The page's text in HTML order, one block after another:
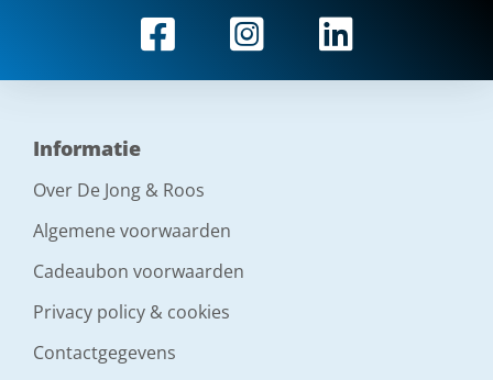
Informatie
Over De Jong & Roos
Algemene voorwaarden
Cadeaubon voorwaarden
Privacy policy & cookies
Contactgegevens